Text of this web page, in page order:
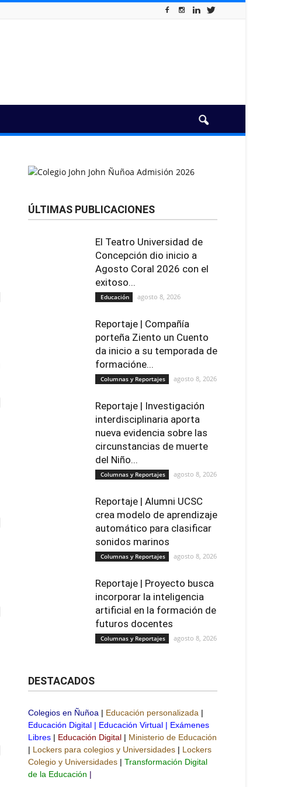
ÚLTIMAS PUBLICACIONES
El Teatro Universidad de
Concepción dio inicio a
Agosto Coral 2026 con el
exitoso...
Educación agosto 8, 2026
Reportaje | Compañía
porteña Ziento un Cuento
da inicio a su temporada de
formacióne...
Columnas y Reportajes agosto 8, 2026
Reportaje | Investigación
interdisciplinaria aporta
nueva evidencia sobre las
circunstancias de muerte
del Niño...
Columnas y Reportajes agosto 8, 2026
Reportaje | Alumni UCSC
crea modelo de aprendizaje
automático para clasificar
sonidos marinos
Columnas y Reportajes agosto 8, 2026
Reportaje | Proyecto busca
incorporar la inteligencia
artificial en la formación de
futuros docentes
Columnas y Reportajes agosto 8, 2026
DESTACADOS
Colegios en Ñuñoa | Educación personalizada |
Educación Digital | Educación Virtual | Exámenes
Libres | Educación Digital | Ministerio de Educación
| Lockers para colegios y Universidades | Lockers
Colegio y Universidades | Transformación Digital
de la Educación |